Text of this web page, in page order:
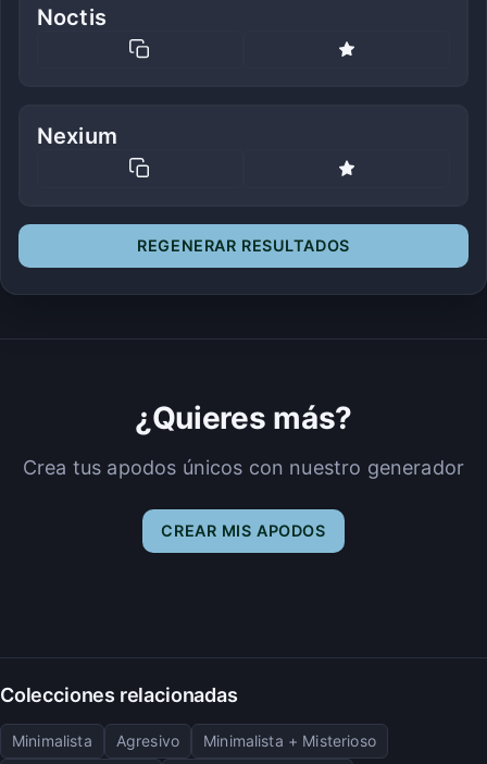
Noctis
Nexium
REGENERAR RESULTADOS
¿Quieres más?
Crea tus apodos únicos con nuestro generador
CREAR MIS APODOS
Colecciones relacionadas
Minimalista Agresivo
Minimalista + Misterioso